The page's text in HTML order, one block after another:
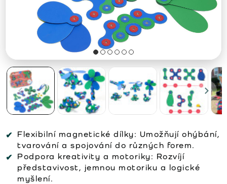
Flexibilní magnetické dílky: Umožňují ohýbání,
tvarování a spojování do různých forem.
Podpora kreativity a motoriky: Rozvíjí
představivost, jemnou motoriku a logické
myšlení.